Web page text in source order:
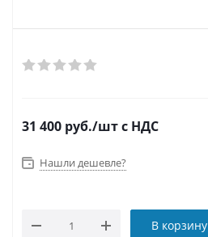
31 400 руб./штс НДС
Нашли дешевле?
В корзину